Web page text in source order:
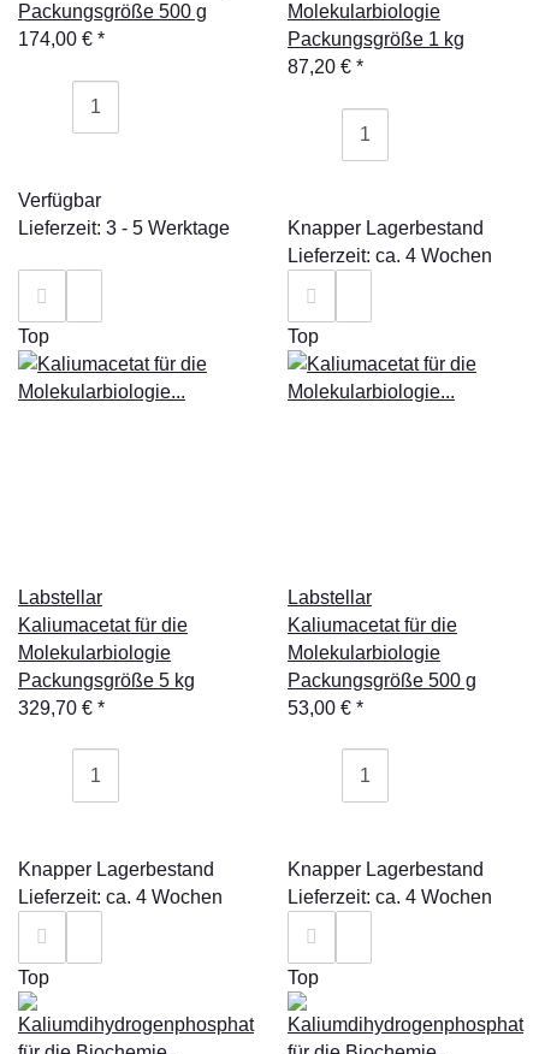
Packungsgröße 500 g
174,00 € *
Verfügbar
Lieferzeit: 3 - 5 Werktage
Molekularbiologie
Packungsgröße 1 kg
87,20 € *
Knapper Lagerbestand
Lieferzeit: ca. 4 Wochen
Top
Labstellar
Kaliumacetat für die
Molekularbiologie
Packungsgröße 5 kg
329,70 € *
Knapper Lagerbestand
Lieferzeit: ca. 4 Wochen
Top
Labstellar
Kaliumacetat für die
Molekularbiologie
Packungsgröße 500 g
53,00 € *
Knapper Lagerbestand
Lieferzeit: ca. 4 Wochen
Top Top